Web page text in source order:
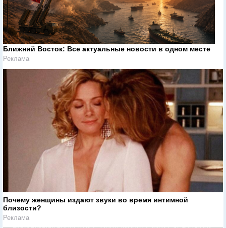
Ближний Восток: Все актуальные новости в одном месте
Реклама
Почему женщины издают звуки во время интимной
близости?
Реклама